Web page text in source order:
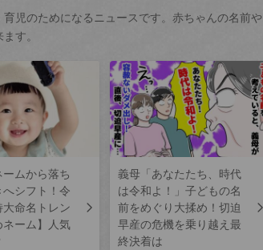
児のためになるニュースです。赤ちゃんの名前や
す。
ムから落ち
シフト！令
命名トレン
ネーム】人気
義母「あなたたち、時代
は令和よ！」子どもの名
前をめぐり大揉め！切迫
早産の危機を乗り越え最
終決着は